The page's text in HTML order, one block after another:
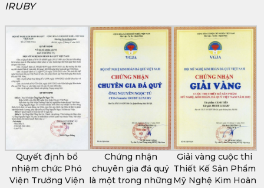
IRUBY
Quyết định bổ
nhiệm chức Phó
Viện Trưởng Viện
Chứng nhận
chuyên gia đá quý
là một trong những
Giải vàng cuộc thi
Thiết Kế Sản Phẩm
Mỹ Nghệ Kim Hoàn